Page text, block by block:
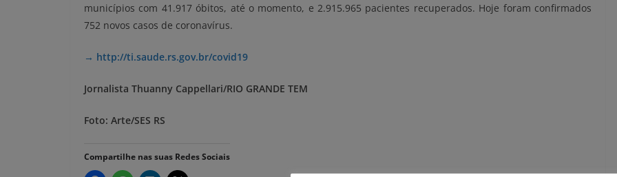
municípios com 41.917óbitos, até o momento, e 2.915.965 pacientes recuperados. Hoje foram confirmados
752 novos casos de coronavírus.
→ http://ti.saude.rs.gov.br/covid19
Jornalista Thuanny Cappellari/RIO GRANDE TEM
Foto: Arte/SES RS
Compartilhe nas suas Redes Sociais